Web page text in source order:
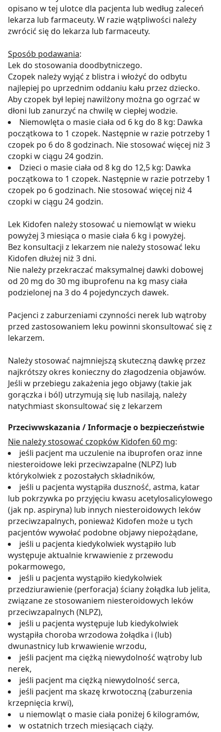
opisano w tej ulotce dla pacjenta lub według zaleceń
lekarza lub farmaceuty. W razie wątpliwości należy
zwrócić się do lekarza lub farmaceuty.
Sposób podawania:
Lek do stosowania doodbytniczego.
Czopek należy wyjąć z blistra i włożyć do odbytu
najlepiej po uprzednim oddaniu kału przez dziecko.
Aby czopek był lepiej nawilżony można go ogrzać w
dłoni lub zanurzyć na chwilę w ciepłej wodzie.
Niemowlęta o masie ciała od 6 kg do 8 kg: Dawka
początkowa to 1 czopek. Następnie w razie potrzeby 1
czopek po 6 do 8 godzinach. Nie stosować więcej niż 3
czopki w ciągu 24 godzin.
Dzieci o masie ciała od 8 kg do 12,5 kg: Dawka
początkowa to 1 czopek. Następnie w razie potrzeby 1
czopek po 6 godzinach. Nie stosować więcej niż 4
czopki w ciągu 24 godzin.
Lek Kidofen należy stosować u niemowląt w wieku
powyżej 3 miesiąca o masie ciała 6 kg i powyżej.
Bez konsultacji z lekarzem nie należy stosować leku
Kidofen dłużej niż 3 dni.
Nie należy przekraczać maksymalnej dawki dobowej
od 20 mg do 30 mg ibuprofenu na kg masy ciała
podzielonej na 3 do 4 pojedynczych dawek.
Pacjenci z zaburzeniami czynności nerek lub wątroby
przed zastosowaniem leku powinni skonsultować się z
lekarzem.
Należy stosować najmniejszą skuteczną dawkę przez
najkrótszy okres konieczny do złagodzenia objawów.
Jeśli w przebiegu zakażenia jego objawy (takie jak
gorączka i ból) utrzymują się lub nasilają, należy
natychmiast skonsultować się z lekarzem
Przeciwwskazania / Informacje o bezpieczeństwie
Nie należy stosować czopków Kidofen 60 mg:
jeśli pacjent ma uczulenie na ibuprofen oraz inne
niesteroidowe leki przeciwzapalne (NLPZ) lub
którykolwiek z pozostałych składników,
jeśli u pacjenta wystąpiła duszność, astma, katar
lub pokrzywka po przyjęciu kwasu acetylosalicylowego
(jak np. aspiryna) lub innych niesteroidowych leków
przeciwzapalnych, ponieważ Kidofen może u tych
pacjentów wywołać podobne objawy niepożądane,
jeśli u pacjenta kiedykolwiek wystąpiło lub
występuje aktualnie krwawienie z przewodu
pokarmowego,
jeśli u pacjenta wystąpiło kiedykolwiek
przedziurawienie (perforacja) ściany żołądka lub jelita,
związane ze stosowaniem niesteroidowych leków
przeciwzapalnych (NLPZ),
jeśli u pacjenta występuje lub kiedykolwiek
wystąpiła choroba wrzodowa żołądka i (lub)
dwunastnicy lub krwawienie wrzodu,
jeśli pacjent ma ciężką niewydolność wątroby lub
nerek,
jeśli pacjent ma ciężką niewydolność serca,
jeśli pacjent ma skazę krwotoczną (zaburzenia
krzepnięcia krwi),
u niemowląt o masie ciała poniżej 6 kilogramów,
w ostatnich trzech miesiącach ciąży.